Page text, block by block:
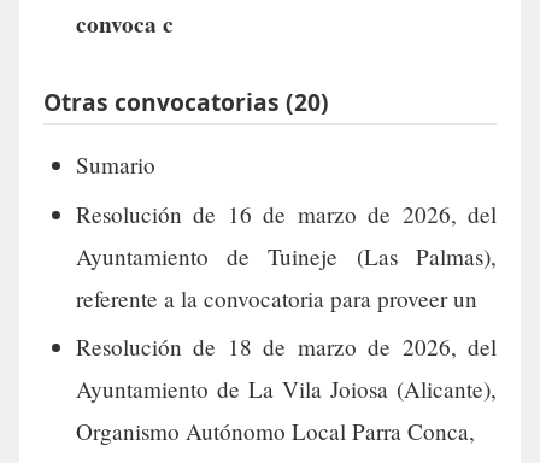
convoca c
Otras convocatorias (20)
Sumario
Resolución de 16 de marzo de 2026, del
Ayuntamiento de Tuineje (Las Palmas),
referente a la convocatoria para proveer un
Resolución de 18 de marzo de 2026, del
Ayuntamiento de La Vila Joiosa (Alicante),
Organismo Autónomo Local Parra Conca,